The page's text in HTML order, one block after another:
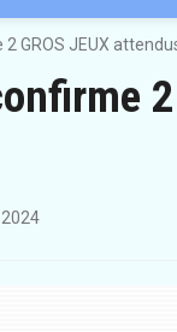
GROS JEUX